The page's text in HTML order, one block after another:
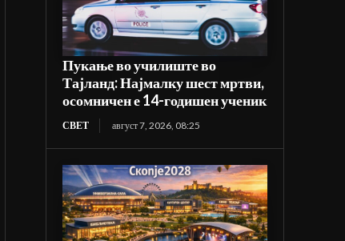
Пукање во училиште во
Тајланд: Најмалку шест мртви,
осомничен е 14-годишен ученик
СВЕТ август 7, 2026, 08:25